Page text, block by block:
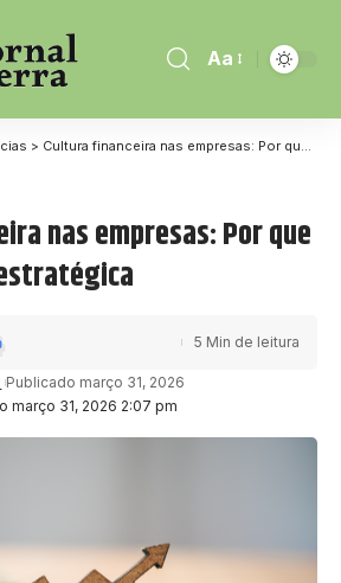
Aa
> Cultura financeira nas empresas: Por que ela se tornou estratégica
nas empresas: Por que
março 31, 2026 2:07 pm
Publicado março 31, 2026
5 Min de leitura